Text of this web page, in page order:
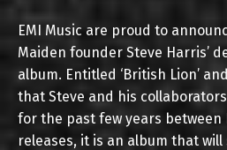
EMI Music are proud to
Maiden founder Steve Harris’
album. Entitled ‘British Lion’
that Steve and his
for the past few years
releases, it is an album that